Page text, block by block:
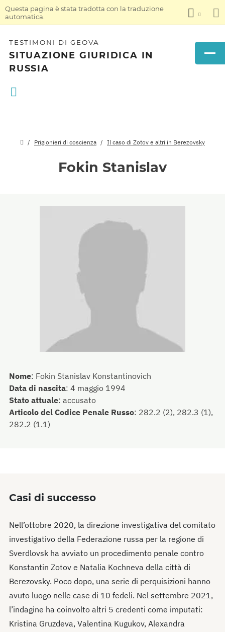
Questa pagina è stata tradotta con la traduzione
automatica.
TESTIMONI DI GEOVA
SITUAZIONE GIURIDICA IN
RUSSIA
Prigionieri di coscienza Il caso di Zotov e altri in Berezovsky
Fokin Stanislav
Nome: Fokin Stanislav Konstantinovich
Data di nascita: 4 maggio 1994
Stato attuale: accusato
Articolo del Codice Penale Russo: 282.2 (2), 282.3 (1),
282.2 (1.1)
Casi di successo
Nell’ottobre 2020, la direzione investigativa del comitato
investigativo della Federazione russa per la regione di
Sverdlovsk ha avviato un procedimento penale contro
Konstantin Zotov e Natalia Kochneva della città di
Berezovsky. Poco dopo, una serie di perquisizioni hanno
avuto luogo nelle case di 10 fedeli. Nel settembre 2021,
l’indagine ha coinvolto altri 5 credenti come imputati:
Kristina Gruzdeva, Valentina Kugukov, Alexandra